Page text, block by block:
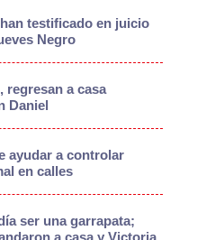
testificado en juicio
Negro
regresan a casa
Daniel
ayudar a controlar
en calles
ser una garrapata;
a casa y Victoria